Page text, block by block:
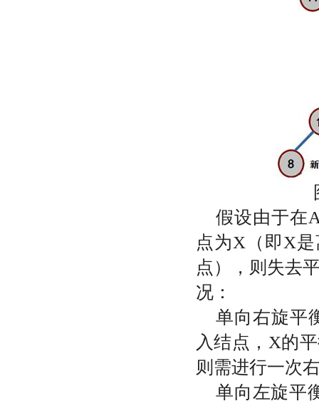
假设由于在
点为X （即X
点），则失去
况：
单向右旋平
入结点， X的
则需进行一次
单向左旋平